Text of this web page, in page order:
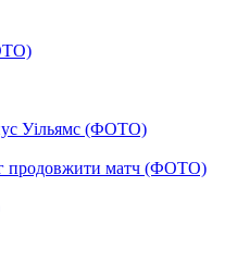
Уільямс (ФОТО)
продовжити матч (ФОТО)